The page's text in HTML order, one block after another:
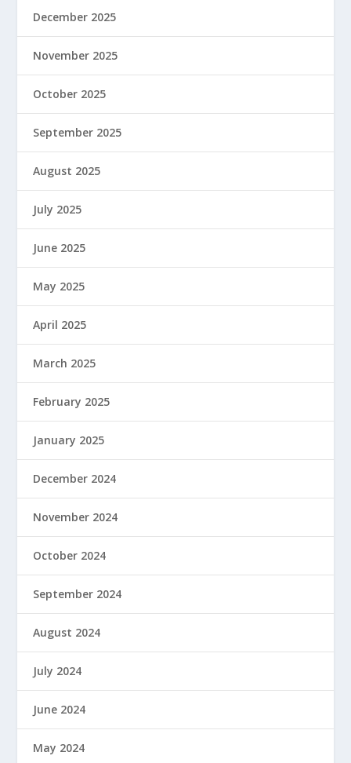
December 2025
November 2025
October 2025
September 2025
August 2025
July 2025
June 2025
May 2025
April 2025
March 2025
February 2025
January 2025
December 2024
November 2024
October 2024
September 2024
August 2024
July 2024
June 2024
May 2024